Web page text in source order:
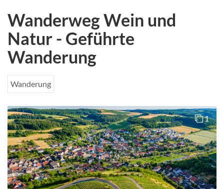
Wanderweg Wein und
Natur - Geführte
Wanderung
Wanderung
1